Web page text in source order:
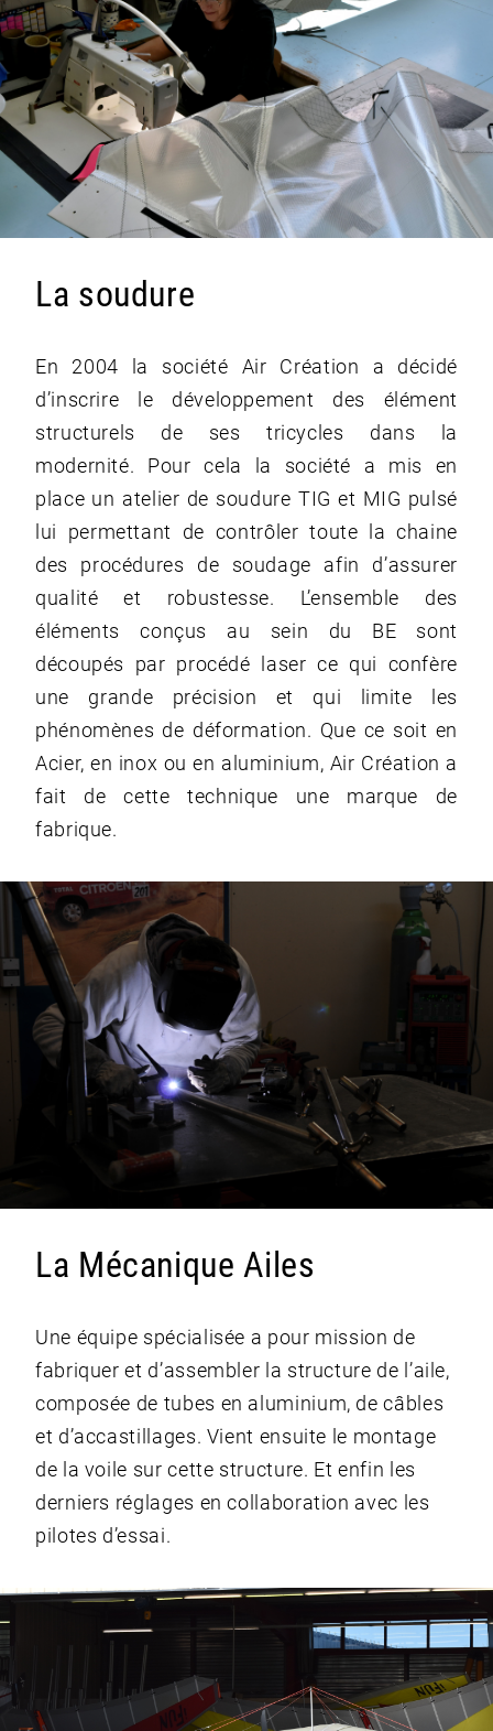
La soudure
En 2004 la société Air Création a décidé
d’inscrire le développement des élément
structurels de ses tricycles dans la
modernité. Pour cela la société a mis en
place un atelier de soudure TIG et MIG pulsé
lui permettant de contrôler toute la chaine
des procédures de soudage afin d’assurer
qualité et robustesse. L’ensemble des
éléments conçus au sein du BE sont
découpés par procédé laser ce qui confère
une grande précision et qui limite les
phénomènes de déformation. Que ce soit en
Acier, en inox ou en aluminium, Air Création a
fait de cette technique une marque de
fabrique.
La Mécanique Ailes
Une équipe spécialisée a pour mission de
fabriquer et d’assembler la structure de l’aile,
composée de tubes en aluminium, de câbles
et d’accastillages. Vient ensuite le montage
de la voile sur cette structure. Et enfin les
derniers réglages en collaboration avec les
pilotes d’essai.